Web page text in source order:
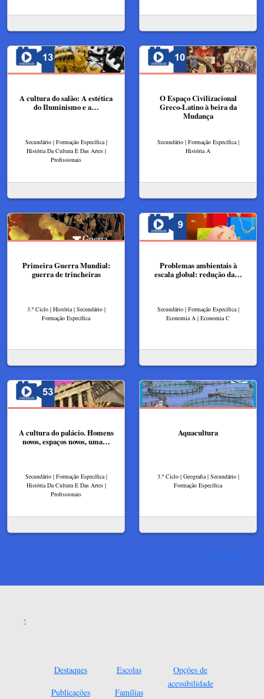
A cultura do salão: A estética
do Iluminismo e a…
Secundário | Formação Específica |
História Da Cultura E Das Artes |
Profissionais
O Espaço Civilizacional
Greco-Latino à beira da
Mudança
Secundário | Formação Específica |
História A
Primeira Guerra Mundial:
guerra de trincheiras
3.º Ciclo | História | Secundário |
Formação Específica
Problemas ambientais à
escala global: redução da…
Secundário | Formação Específica |
Economia A | Economia C
A cultura do palácio. Homens
novos, espaços novos, uma…
Secundário | Formação Específica |
História Da Cultura E Das Artes |
Profissionais
Aquacultura
3.º Ciclo | Geografia | Secundário |
Formação Específica
Ver mais
Destaques
Publicações
Escolas
Famílias
Opções de
acessibilidade